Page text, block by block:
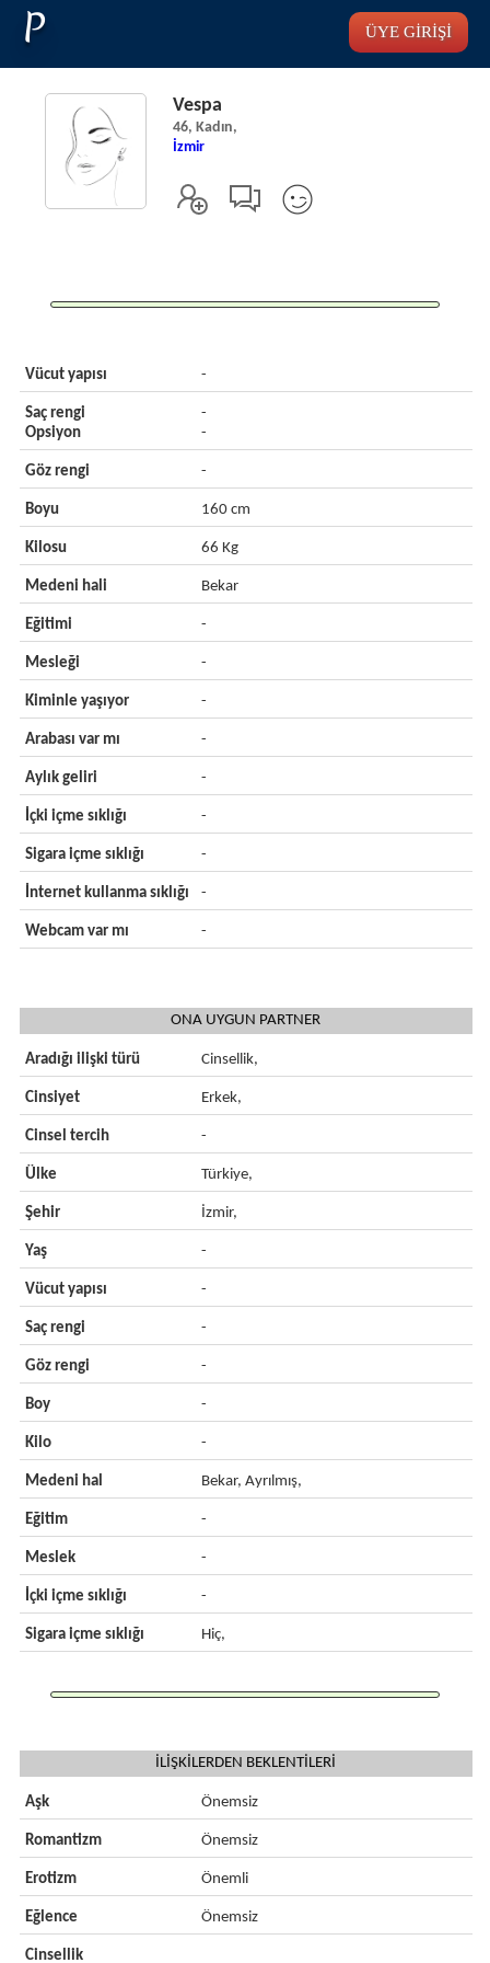
P ÜYE GİRİŞİ
Vespa
46, Kadın,
İzmir
Vücut yapısı -
Saç rengi
Opsiyon
-
-
Göz rengi -
Boyu 160 cm
Kilosu 66 Kg
Medeni hali Bekar
Eğitimi -
Mesleği -
Kiminle yaşıyor -
Arabası var mı -
Aylık geliri -
İçki içme sıklığı -
Sigara içme sıklığı -
İnternet kullanma sıklığı -
Webcam var mı -
ONA UYGUN PARTNER
Aradığı ilişki türü Cinsellik,
Cinsiyet Erkek,
Cinsel tercih -
Ülke Türkiye,
Şehir İzmir,
Yaş -
Vücut yapısı -
Saç rengi -
Göz rengi -
Boy -
Kilo -
Medeni hal Bekar, Ayrılmış,
Eğitim -
Meslek -
İçki içme sıklığı -
Sigara içme sıklığı Hiç,
İLİŞKİLERDEN BEKLENTİLERİ
Aşk Önemsiz
Romantizm Önemsiz
Erotizm Önemli
Eğlence Önemsiz
Cinsellik